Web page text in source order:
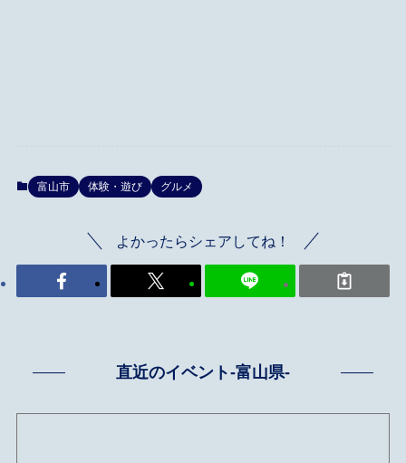
富山市 体験・遊び グルメ
よかったらシェアしてね！
直近のイベント-富山県-